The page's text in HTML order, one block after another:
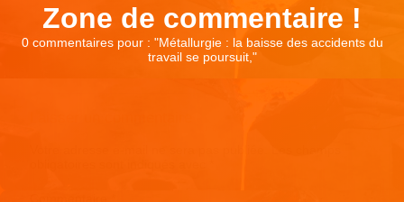
Zone de commentaire !
0 commentaires pour : "Métallurgie : la baisse des accidents du
travail se poursuit, "